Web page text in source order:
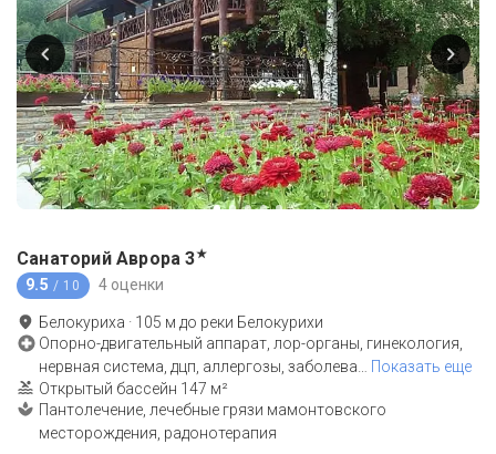
Санаторий Аврора 3★
9.5 / 10 4 оценки
Белокуриха · 105 м до реки Белокурихи
Опорно-двигательный аппарат, лор-органы, гинекология,
нервная система, дцп, аллергозы, заболева
Показать еще
Открытый бассейн 147 м²
Пантолечение, лечебные грязи мамонтовского
месторождения, радонотерапия